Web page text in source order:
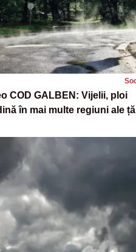
COD GALBEN: Vijelii, ploi
în mai multe regiuni ale